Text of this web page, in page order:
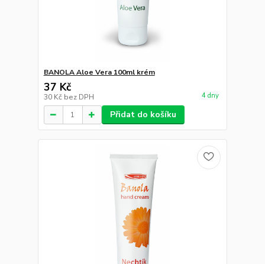
BANOLA Aloe Vera 100ml krém
37 Kč
30 Kč bez DPH 4 dny
Přidat do košíku